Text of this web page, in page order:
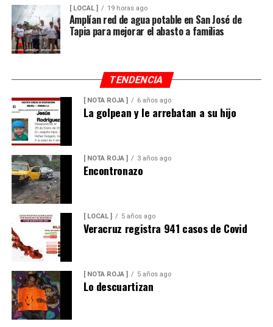
[ LOCAL ] 19 horas ago
Amplían red de agua potable en San José de
Tapia para mejorar el abasto a familias
TENDENCIA
[ NOTA ROJA ] 6 años ago
La golpean y le arrebatan a su hijo
[ NOTA ROJA ] 3 años ago
Encontronazo
[ LOCAL ] 5 años ago
Veracruz registra 941 casos de Covid
[ NOTA ROJA ] 5 años ago
Lo descuartizan